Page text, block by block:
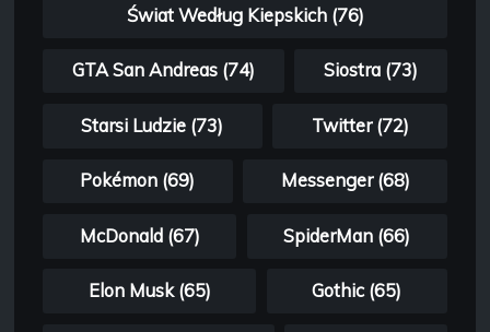
Świat Według Kiepskich (76)
GTA San Andreas (74) Siostra (73)
Starsi Ludzie (73) Twitter (72)
Pokémon (69) Messenger (68)
McDonald (67) SpiderMan (66)
Elon Musk (65) Gothic (65)